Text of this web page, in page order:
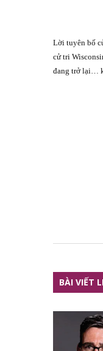
Lời tuyên bố
cử tri
đang trở lại…
BÀI VIẾT